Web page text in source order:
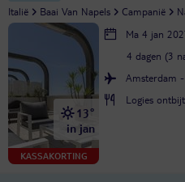
Italië Baai Van Napels Campanië
KASSAKORTING
13°
in jan
Ma 4 jan
4 dagen (3
Amsterdam
Logies ontbijt